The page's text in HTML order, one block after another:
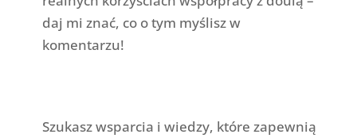
daj mi znać, co o tym myślisz w
komentarzu!
Szukasz wsparcia i wiedzy, które zapewnią